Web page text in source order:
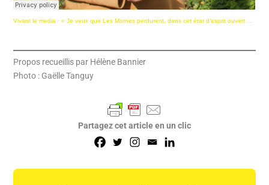
Vivant le media ·« Je veux que Les Mornes perdurent, dans cet état d’esprit ouvert et créatif »
Propos recueillis par Hélène Bannier
Photo : Gaëlle Tanguy
Partagez cet article en un clic